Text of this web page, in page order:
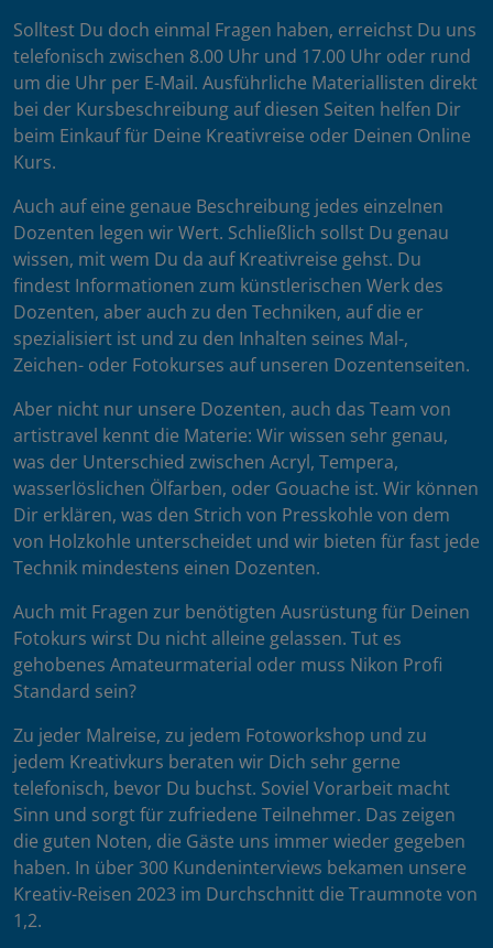
Solltest Du doch einmal Fragen haben, erreichst Du uns
telefonisch zwischen 8.00 Uhr und 17.00 Uhr oder rund
um die Uhr per E-Mail. Ausführliche Materiallisten direkt
bei der Kursbeschreibung auf diesen Seiten helfen Dir
beim Einkauf für Deine Kreativreise oder Deinen Online
Kurs.
Auch auf eine genaue Beschreibung jedes einzelnen
Dozenten legen wir Wert. Schließlich sollst Du genau
wissen, mit wem Du da auf Kreativreise gehst. Du
findest Informationen zum künstlerischen Werk des
Dozenten, aber auch zu den Techniken, auf die er
spezialisiert ist und zu den Inhalten seines Mal-,
Zeichen- oder Fotokurses auf unseren Dozentenseiten.
Aber nicht nur unsere Dozenten, auch das Team von
artistravel kennt die Materie: Wir wissen sehr genau,
was der Unterschied zwischen Acryl, Tempera,
wasserlöslichen Ölfarben, oder Gouache ist. Wir können
Dir erklären, was den Strich von Presskohle von dem
von Holzkohle unterscheidet und wir bieten für fast jede
Technik mindestens einen Dozenten.
Auch mit Fragen zur benötigten Ausrüstung für Deinen
Fotokurs wirst Du nicht alleine gelassen. Tut es
gehobenes Amateurmaterial oder muss Nikon Profi
Standard sein?
Zu jeder Malreise, zu jedem Fotoworkshop und zu
jedem Kreativkurs beraten wir Dich sehr gerne
telefonisch, bevor Du buchst. Soviel Vorarbeit macht
Sinn und sorgt für zufriedene Teilnehmer. Das zeigen
die guten Noten, die Gäste uns immer wieder gegeben
haben. In über 300 Kundeninterviews bekamen unsere
Kreativ-Reisen 2023 im Durchschnitt die Traumnote von
1,2.